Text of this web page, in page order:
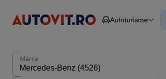
Autoturisme
Autoturisme
Marca